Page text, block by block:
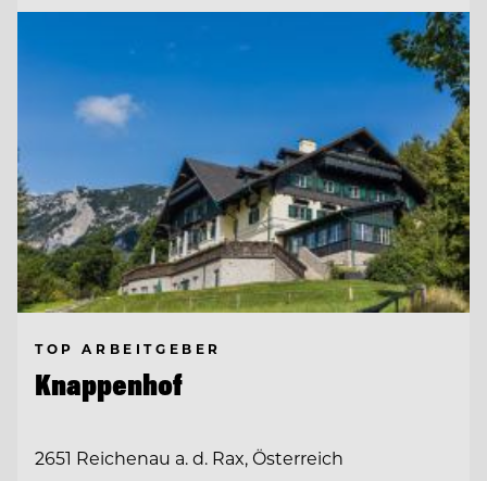
TOP ARBEITGEBER
Knappenhof
2651 Reichenau a. d. Rax, Österreich